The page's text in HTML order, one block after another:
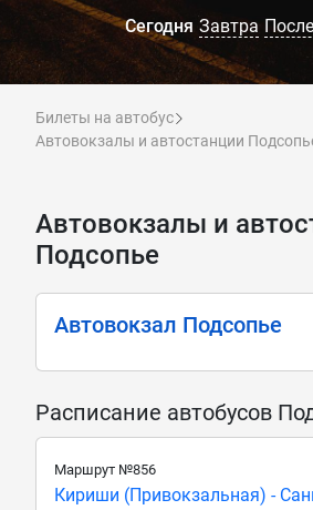
Сегодня Завтра
Билеты на автобус
Автовокзалы и автостанции
Автовокзалы и
Подсопье
Автовокзал Подсопье
Расписание автобусов
Маршрут №856
Кириши (Привокзальная) -